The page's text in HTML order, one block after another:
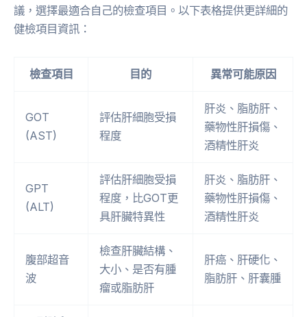
議，選擇最適合自己的檢查項目。以下表格提供更詳細的
健檢項目資訊：
檢查項目 目的 異常可能原因
GOT
(AST)
評估肝細胞受損
程度
肝炎、脂肪肝、
藥物性肝損傷、
酒精性肝炎
GPT
(ALT)
評估肝細胞受損
程度，比GOT更
具肝臟特異性
肝炎、脂肪肝、
藥物性肝損傷、
酒精性肝炎
腹部超音
波
檢查肝臟結構、
大小、是否有腫
瘤或脂肪肝
肝癌、肝硬化、
脂肪肝、肝囊腫